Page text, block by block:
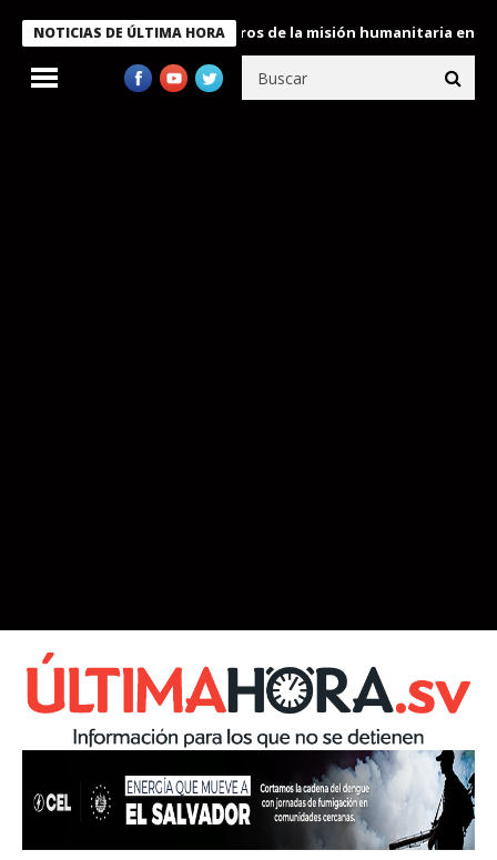
NOTICIAS DE ÚLTIMA HORA
Bukele condecora a miembros de la misión humanitaria enviada a